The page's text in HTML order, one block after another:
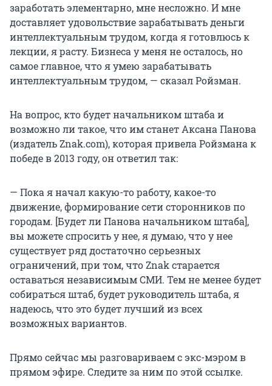
заработать элементарно, мне несложно. И мне
доставляет удовольствие зарабатывать деньги
интеллектуальным трудом, когда я готовлюсь к
лекции, я расту. Бизнеса у меня не осталось, но
самое главное, что я умею зарабатывать
интеллектуальным трудом, — сказал Ройзман.
На вопрос, кто будет начальником штаба и
возможно ли такое, что им станет Аксана Панова
(издатель Znak.com), которая привела Ройзмана к
победе в 2013 году, он ответил так:
— Пока я начал какую-то работу, какое-то
движение, формирование сети сторонников по
городам. [Будет ли Панова начальником штаба],
вы можете спросить у нее, я думаю, что у нее
существует ряд достаточно серьезных
ограничений, при том, что Znak старается
оставаться независимым СМИ. Тем не менее будет
собираться штаб, будет руководитель штаба, я
надеюсь, что это будет лучший из всех
возможных вариантов.
Прямо сейчас мы разговариваем с экс-мэром в
прямом эфире. Следите за ним по этой ссылке.